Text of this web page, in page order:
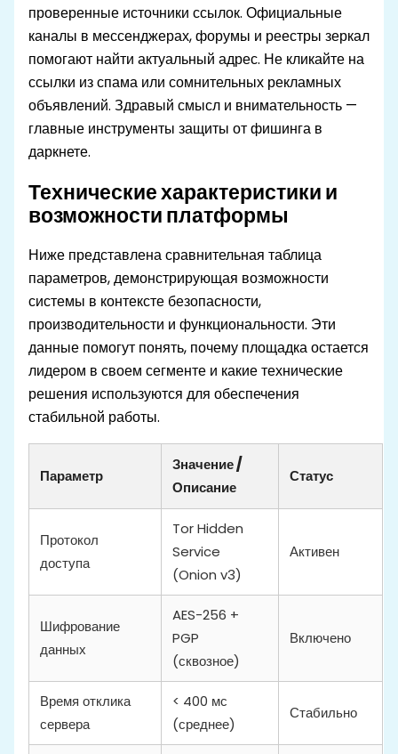
проверенные источники ссылок. Официальные
каналы в мессенджерах, форумы и реестры зеркал
помогают найти актуальный адрес. Не кликайте на
ссылки из спама или сомнительных рекламных
объявлений. Здравый смысл и внимательность —
главные инструменты защиты от фишинга в
даркнете.
Технические характеристики и
возможности платформы
Ниже представлена сравнительная таблица
параметров, демонстрирующая возможности
системы в контексте безопасности,
производительности и функциональности. Эти
данные помогут понять, почему площадка остается
лидером в своем сегменте и какие технические
решения используются для обеспечения
стабильной работы.
Параметр
Значение /
Описание
Статус
Протокол
доступа
Tor Hidden
Service
(Onion v3)
Активен
Шифрование
данных
AES-256 +
PGP
(сквозное)
Включено
Время отклика
сервера
< 400 мс
(среднее)
Стабильно